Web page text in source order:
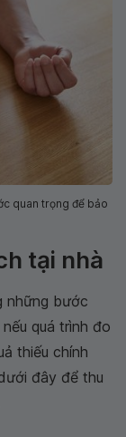
quan trọng để bảo
tại nhà
những bước
quá trình đo
thiếu chính
đây để thu